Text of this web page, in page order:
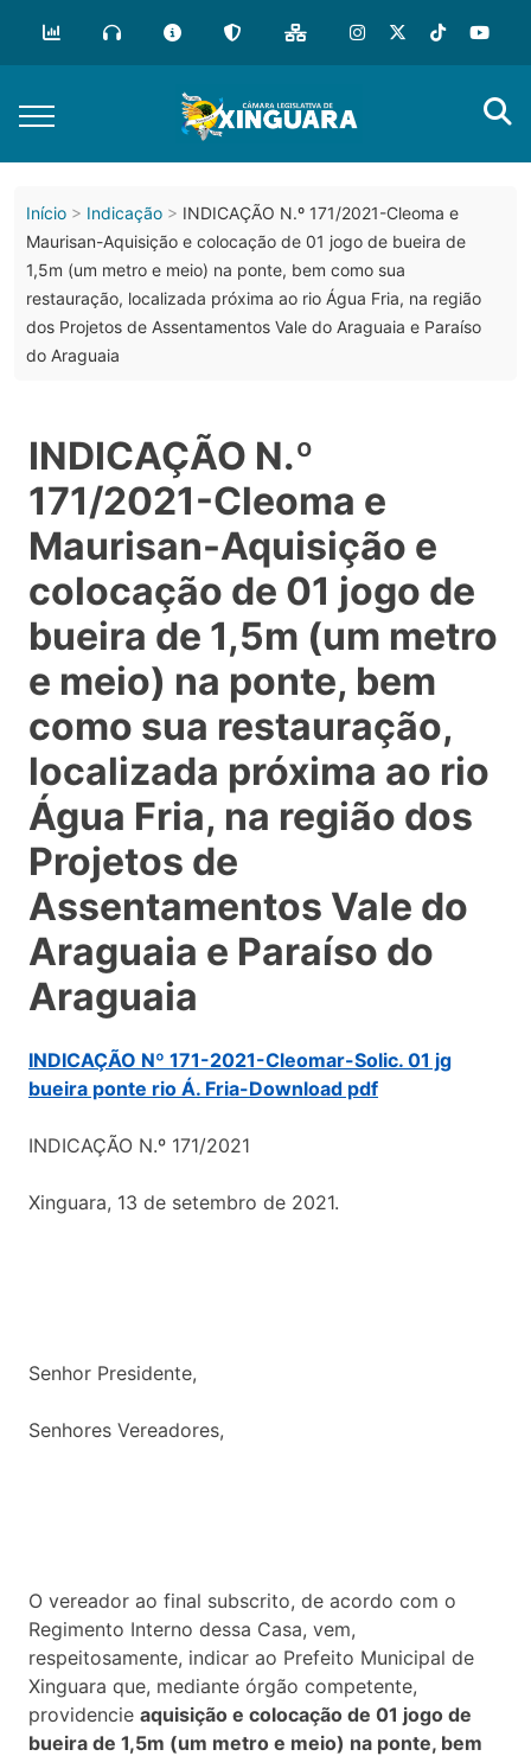
Início Indicação
INDICAÇÃO N.º 171/2021-Cleoma e
Maurisan-Aquisição e colocação de 01 jogo de bueira de
1,5m (um metro e meio) na ponte, bem como sua
restauração, localizada próxima ao rio Água Fria, na região
dos Projetos de Assentamentos Vale do Araguaia e Paraíso
do Araguaia
INDICAÇÃO N.º
171/2021-Cleoma e
Maurisan-Aquisição e
colocação de 01 jogo de
bueira de 1,5m (um metro
e meio) na ponte, bem
como sua restauração,
localizada próxima ao rio
Água Fria, na região dos
Projetos de
Assentamentos Vale do
Araguaia e Paraíso do
Araguaia
INDICAÇÃO Nº 171-2021-Cleomar-Solic. 01 jg
bueira ponte rio Á. Fria-Download pdf
INDICAÇÃO N.º 171/2021
Xinguara, 13 de setembro de 2021.
Senhor Presidente,
Senhores Vereadores,
O vereador ao final subscrito, de acordo com o
Regimento Interno dessa Casa, vem,
respeitosamente, indicar ao Prefeito Municipal de
Xinguara que, mediante órgão competente,
providencie aquisição e colocação de 01 jogo de
bueira de 1,5m (um metro e meio) na ponte, bem